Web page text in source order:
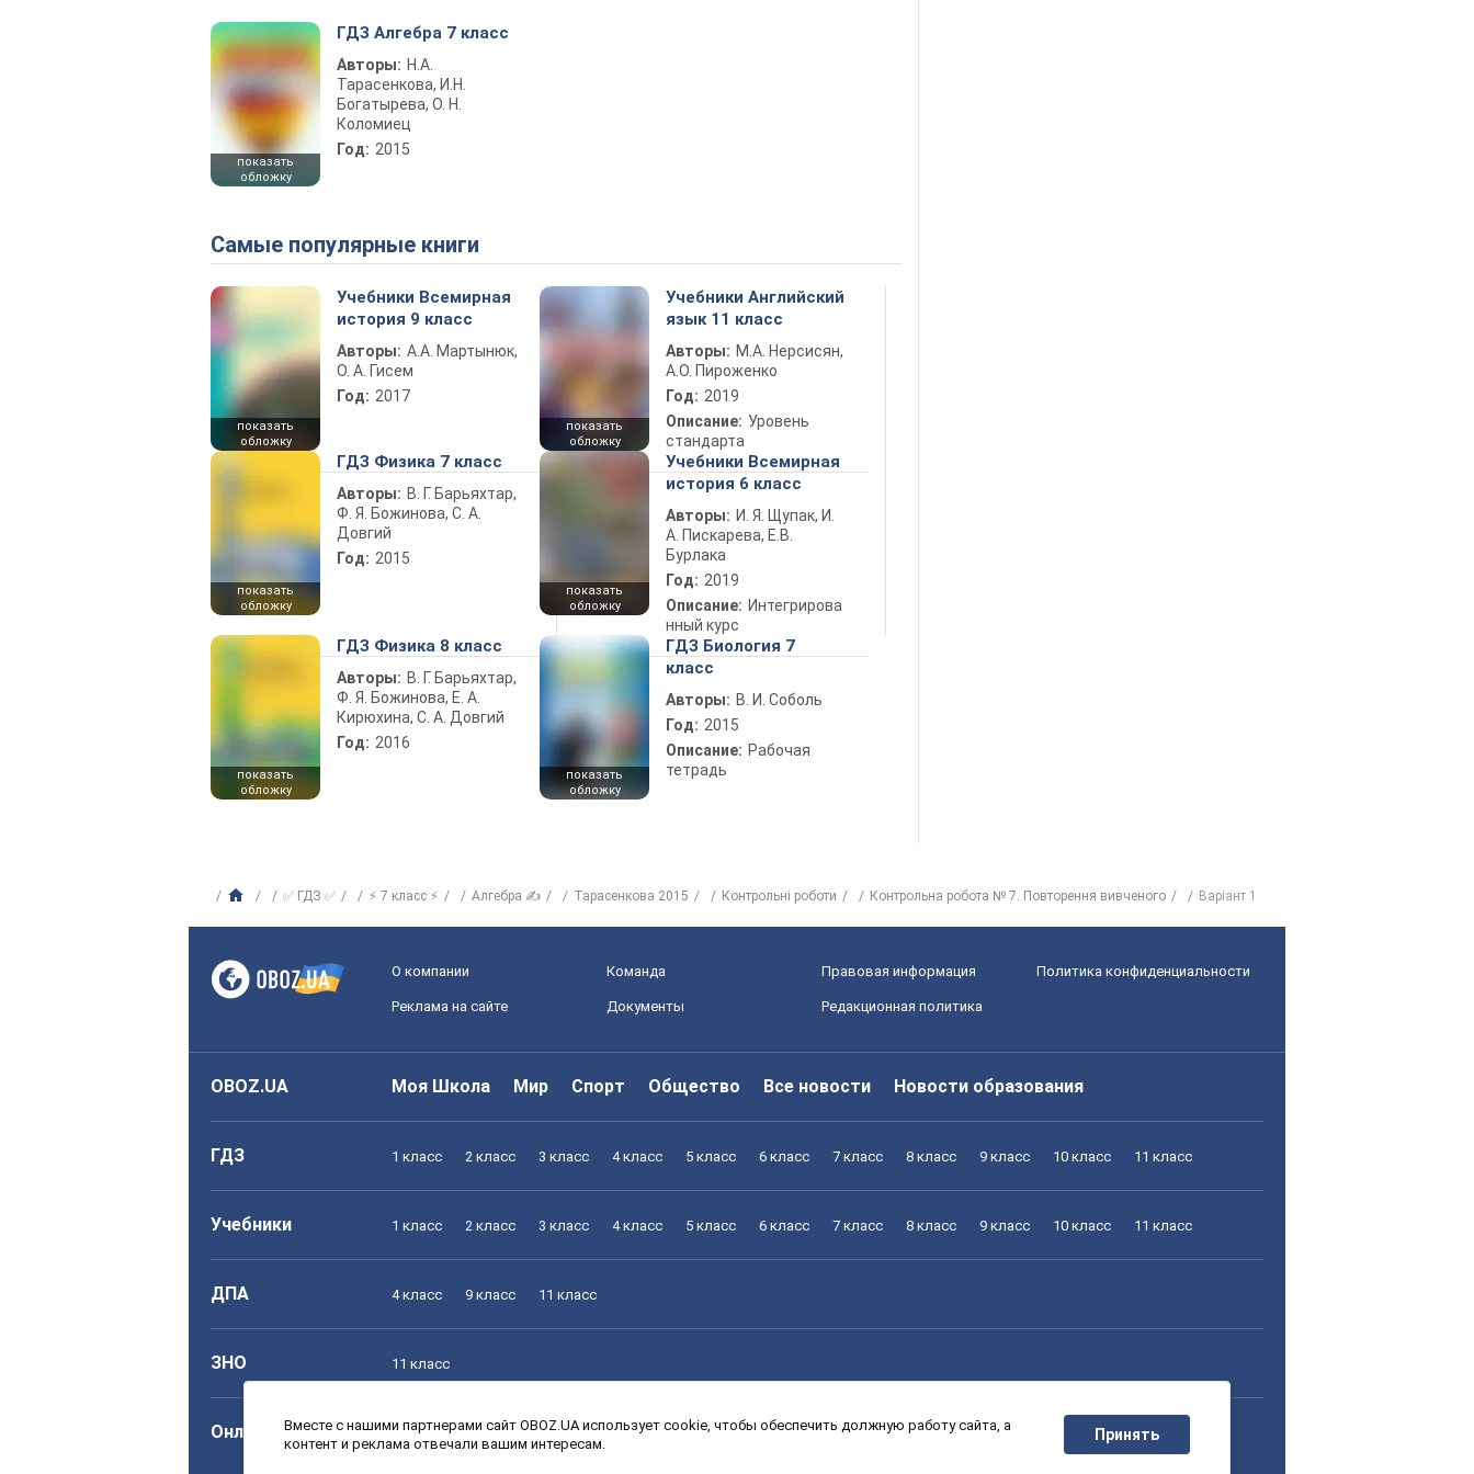
показать
обложку
ГДЗ Алгебра 7 класс
Авторы: Н.А.
Тарасенкова, И.Н.
Богатырева, О. Н.
Коломиец
Год: 2015
Самые популярные книги
показать
обложку
Учебники Всемирная
история 9 класс
Авторы: А.А. Мартынюк,
О. А. Гисем
Год: 2017
показать
обложку
Учебники Английский
язык 11 класс
Авторы: М.А. Нерсисян,
А.О. Пироженко
Год: 2019
Описание: Уровень
стандарта
показать
обложку
ГДЗ Физика 7 класс
Авторы: В. Г. Барьяхтар,
Ф. Я. Божинова, С. А.
Довгий
Год: 2015
показать
обложку
Учебники Всемирная
история 6 класс
Авторы: И. Я. Щупак, И.
А. Пискарева, Е.В.
Бурлака
Год: 2019
Описание: Интегрирова
нный курс
показать
обложку
ГДЗ Физика 8 класс
Авторы: В. Г. Барьяхтар,
Ф. Я. Божинова, Е. А.
Кирюхина, С. А. Довгий
Год: 2016
показать
обложку
ГДЗ Биология 7
класс
Авторы: В. И. Соболь
Год: 2015
Описание: Рабочая
тетрадь
✅ ГДЗ ✅ ⚡ 7 класс ⚡ Алгебра ✍ Тарасенкова 2015 Контрольні роботи Контрольна робота № 7. Повторення вивченого Варіант 1
О компании Команда Правовая информация Политика конфиденциальности
Реклама на сайте Документы Редакционная политика
OBOZ.UA Моя Школа Мир Спорт Общество Все новости Новости образования
ГДЗ 1 класс 2 класс 3 класс 4 класс 5 класс 6 класс 7 класс 8 класс 9 класс 10 класс 11 класс
Учебники 1 класс 2 класс 3 класс 4 класс 5 класс 6 класс 7 класс 8 класс 9 класс 10 класс 11 класс
ДПА 4 класс 9 класс 11 класс
ЗНО 11 класс
Онлайн уроки 1 класс 2 класс 3 класс 4 класс 5 класс 6 класс 7 класс 8 класс 9 класс 10 класс 11 класс
Вместе с нашими партнерами сайт OBOZ.UA использует cookie, чтобы обеспечить должную работу сайта, а
контент и реклама отвечали вашим интересам.
Принять